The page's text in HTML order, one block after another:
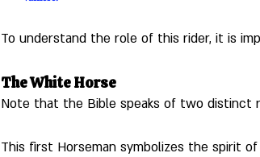
To understand the role of this rider, it is
The White Horse
Note that the Bible speaks of two distinct
This first Horseman symbolizes the spirit